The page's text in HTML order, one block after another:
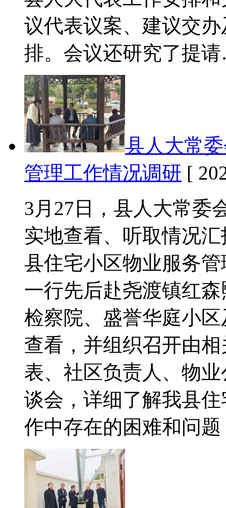
议代表议案、建议交
排。会议还研究了提
县人大常
管理工作情况调研 [
3月27日，县人大常委
实地查看、听取情况
县住宅小区物业服务
一行先后赴尧渡镇红
检察院、盛誉华庭小
查看，并组织召开由
表、社区负责人、物
谈会，详细了解我县
作中存在的困难和问